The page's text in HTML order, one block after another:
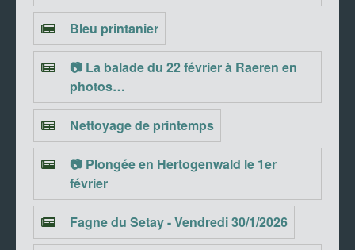
Bleu printanier
📷 La balade du 22 février à Raeren en
photos…
Nettoyage de printemps
📷 Plongée en Hertogenwald le 1er
février
Fagne du Setay - Vendredi 30/1/2026